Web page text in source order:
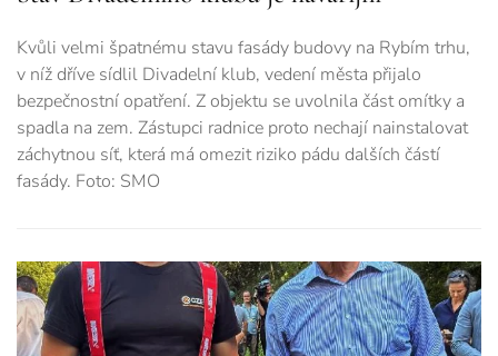
Kvůli velmi špatnému stavu fasády budovy na Rybím trhu,
v níž dříve sídlil Divadelní klub, vedení města přijalo
bezpečnostní opatření. Z objektu se uvolnila část omítky a
spadla na zem. Zástupci radnice proto nechají nainstalovat
záchytnou síť, která má omezit riziko pádu dalších částí
fasády. Foto: SMO